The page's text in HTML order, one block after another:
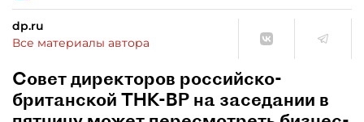
dp.ru
Все материалы автора
Совет директоров российско-
британской ТНК-ВР на заседании в